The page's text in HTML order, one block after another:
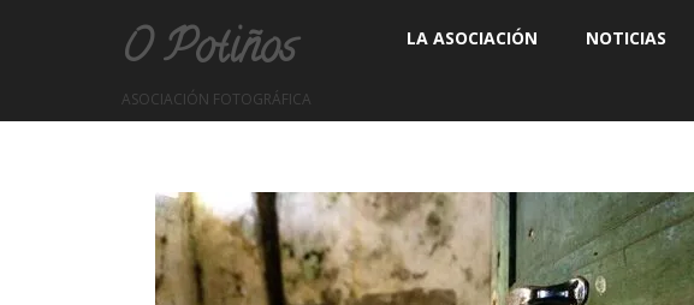
O Potiños
ASOCIACIÓN FOTOGRÁFICA
LA ASOCIACIÓN NOTICIAS